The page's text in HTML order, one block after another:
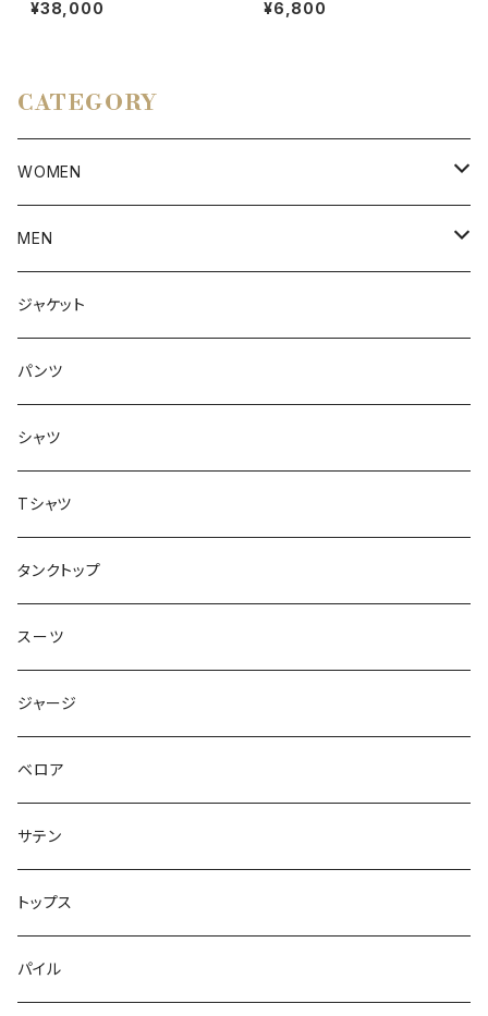
¥38,000 ¥6,800
CATEGORY
WOMEN
アウター
ボトムス
トップス
MEN
アウター
インナー
ボトムス
ジャケット
トップス
ジャケット
パンツ
シャツ
Tシャツ
タンクトップ
スーツ
ジャージ
ベロア
サテン
トップス
パイル